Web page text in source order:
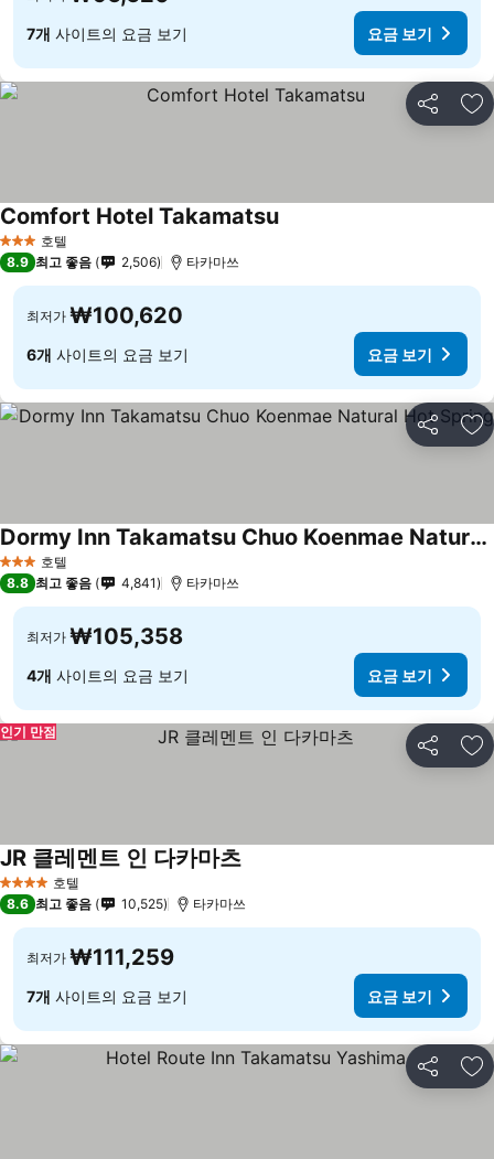
7개 사이트의 요금 보기 요금 보기
공유 즐
3 성급 호텔
Comfort Hotel Takamatsu요금 보기
8.9 최고 좋음 2,506 타카마쓰
최저가 ₩100,620
6개 사이트의 요금 보기 요금 보기
공유 즐
3 성급 호텔
Dormy Inn Takamatsu Chuo Koenmae Natural Hot Spring
요금 보기
8.8 최고 좋음 4,841 타카마쓰
최저가 ₩105,358
4개 사이트의 요금 보기 요금 보기
공유 즐
인기 만점
4 성급 호텔
JR 클레멘트 인 다카마츠요금 보기
8.6 최고 좋음 10,525 타카마쓰
최저가 ₩111,259
7개 사이트의 요금 보기 요금 보기
공유 즐